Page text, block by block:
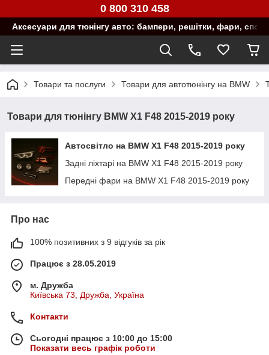
0 800 310 458
Аксесуари для тюнінгу авто: бампери, решітки, фари,
Товари та послуги Товари для автотюнінгу на BMW
Товари для тюнінгу BMW X1 F48 2015-2019 року
Автосвітло на BMW X1 F48 2015-2019 року
Задні ліхтарі на BMW X1 F48 2015-2019 року
Передні фари на BMW X1 F48 2015-2019 року
Про нас
100% позитивних з 9 відгуків за рік
Працює з 28.05.2019
м. Дружба
Київська 73, Дружба, Україна
Контакти
Сьогодні працює з 10:00 до 15:00
Показати весь графік роботи